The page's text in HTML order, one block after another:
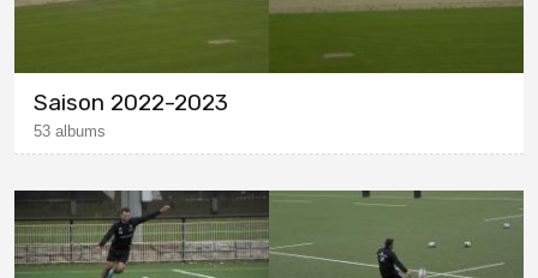
Saison 2022-2023
53 albums